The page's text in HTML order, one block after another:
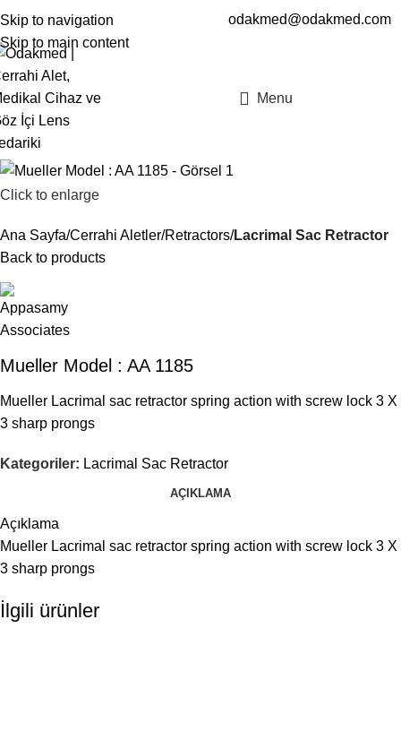
Skip to navigation
Skip to main content
ENTR odakmed@odakmed.com
Menu
Click to enlarge
Ana Sayfa Cerrahi Aletler Retractors Lacrimal Sac Retractor
Back to products
Mueller Model : AA 1185
Mueller Lacrimal sac retractor spring action with screw lock 3 X
3 sharp prongs
Kategoriler: Lacrimal Sac Retractor
AÇIKLAMA
Açıklama
Mueller Lacrimal sac retractor spring action with screw lock 3 X
3 sharp prongs
İlgili ürünler